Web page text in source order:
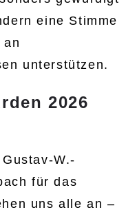
eine Stimme
an
unterstützen.
2026
W.-
für das
uns alle an –